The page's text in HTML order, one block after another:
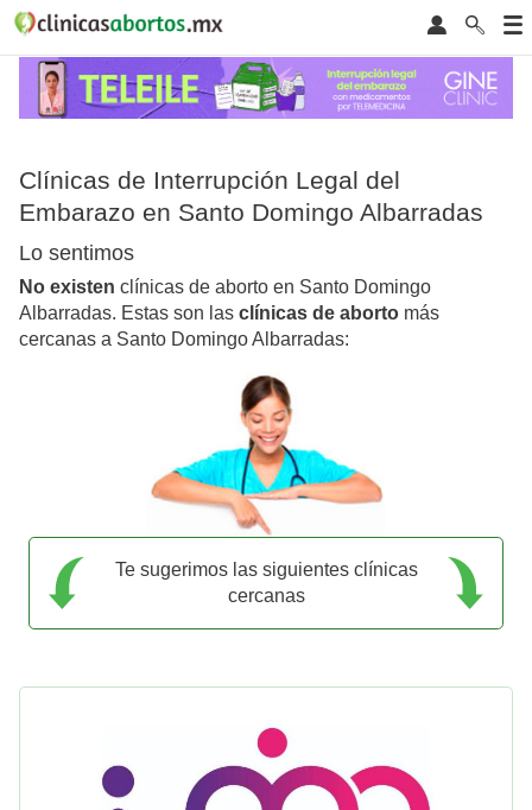
Clínicas de Interrupción Legal del
Embarazo en Santo Domingo Albarradas
Lo sentimos
No existen clínicas de aborto en Santo Domingo
Albarradas. Estas son las clínicas de aborto más
cercanas a Santo Domingo Albarradas:
Te sugerimos las siguientes clínicas
cercanas